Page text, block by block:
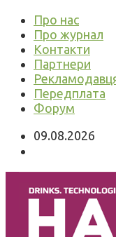
Про нас
Про журнал
Контакти
Партнери
Передплата
Форум
09.08.2026